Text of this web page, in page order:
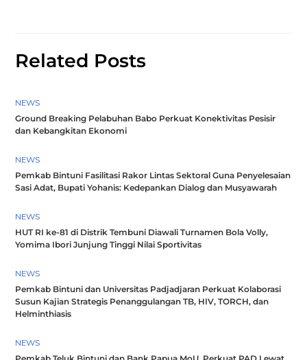
Related Posts
NEWS
Ground Breaking Pelabuhan Babo Perkuat Konektivitas Pesisir
dan Kebangkitan Ekonomi
NEWS
Pemkab Bintuni Fasilitasi Rakor Lintas Sektoral Guna Penyelesaian
Sasi Adat, Bupati Yohanis: Kedepankan Dialog dan Musyawarah
NEWS
HUT RI ke-81 di Distrik Tembuni Diawali Turnamen Bola Volly,
Yomima Ibori Junjung Tinggi Nilai Sportivitas
NEWS
Pemkab Bintuni dan Universitas Padjadjaran Perkuat Kolaborasi
Susun Kajian Strategis Penanggulangan TB, HIV, TORCH, dan
Helminthiasis
NEWS